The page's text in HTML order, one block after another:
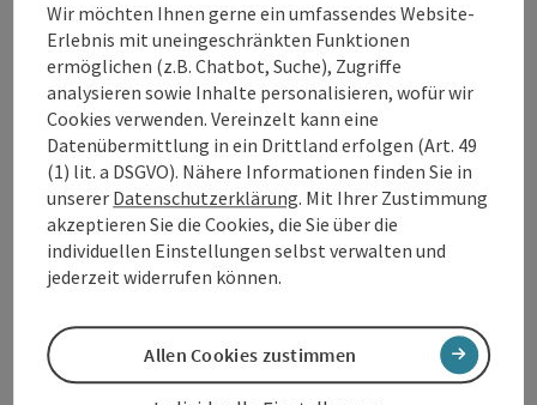
21. Jahr­hunderts thematisiert die Ausstellung diesen
Prozess des Erinnerns und Gedenkens über vier Jahr­
hunderte hinweg und fragt danach, wie dieser die
Erzählung des Ober­österreichischen Bauern­kriegs bis
heute prägt.
Mehr zur Ausstellung
Mehr zum Programm der communale oö 2026
untercommunale.at
Kontakt
Wir möchten Ihnen gerne ein umfassendes Website-
Erlebnis mit uneingeschränkten Funktionen
ermöglichen (z.B. Chatbot, Suche), Zugriffe
analysieren sowie Inhalte personalisieren, wofür wir
Cookies verwenden. Vereinzelt kann eine
Datenübermittlung in ein Drittland erfolgen (Art. 49
(1) lit. a DSGVO). Nähere Informationen finden Sie in
unserer Datenschutzerklärung. Mit Ihrer Zustimmung
akzeptieren Sie die Cookies, die Sie über die
individuellen Einstellungen selbst verwalten und
jederzeit widerrufen können.
Allen Cookies zustimmen